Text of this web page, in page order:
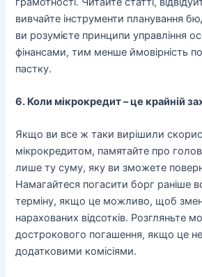
вивчайте інструменти планування
ви розумієте принципи управління
фінансами, тим менше ймовірність
пастку.
6. Коли мікрокредит – це крайній
Якщо ви все ж таки вирішили
мікрокредитом, памятайте про
лише ту суму, яку ви зможете
Намагайтеся погасити борг раніше
терміну, якщо це можливо, щоб
нарахованих відсотків. Розгляньте
дострокового погашення, якщо це
додатковими комісіями.